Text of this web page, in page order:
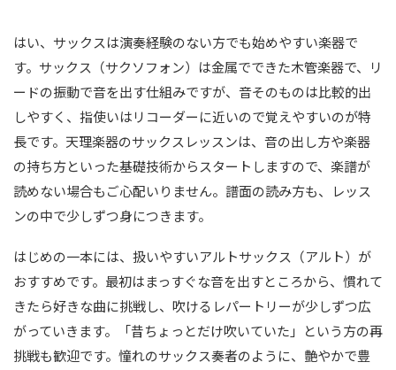
はい、サックスは演奏経験のない方でも始めやすい楽器で
す。サックス（サクソフォン）は金属でできた木管楽器で、リ
ードの振動で音を出す仕組みですが、音そのものは比較的出
しやすく、指使いはリコーダーに近いので覚えやすいのが特
長です。天理楽器のサックスレッスンは、音の出し方や楽器
の持ち方といった基礎技術からスタートしますので、楽譜が
読めない場合もご心配いりません。譜面の読み方も、レッス
ンの中で少しずつ身につきます。
はじめの一本には、扱いやすいアルトサックス（アルト）が
おすすめです。最初はまっすぐな音を出すところから、慣れて
きたら好きな曲に挑戦し、吹けるレパートリーが少しずつ広
がっていきます。「昔ちょっとだけ吹いていた」という方の再
挑戦も歓迎です。憧れのサックス奏者のように、艶やかで豊